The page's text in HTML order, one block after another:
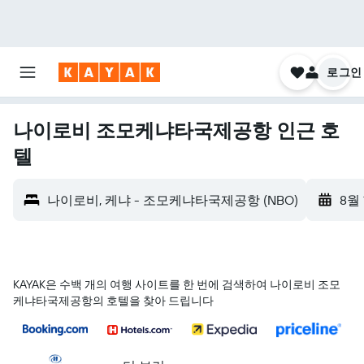
로그인
나이로비 조모케냐타국제공항 인근 호
텔
나이로비, 케냐 - 조모케냐타국제공항 (NBO) 8월
KAYAK은 수백 개의 여행 사이트를 한 번에 검색하여 나이로비 조모
케냐타국제공항의 호텔을 찾아 드립니다